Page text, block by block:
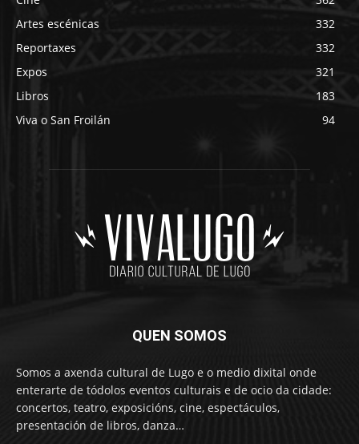
Artes escénicas
332
Reportaxes
332
Expos
321
Libros
183
Viva o San Froilán
94
QUEN SOMOS
Somos a axenda cultural de Lugo e o medio dixital onde
enterarte de tódolos eventos culturais e de ocio da cidade:
concertos, teatro, exposicións, cine, espectáculos,
presentación de libros, danza…